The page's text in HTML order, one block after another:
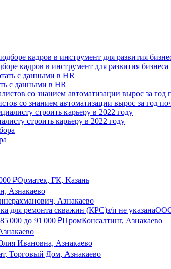
кадров в инструмент для развития бизнеса
с данными в HR
со знанием автоматизации вырос за год
строить карьеру в 2022 году
₽Орматек, ГК, Казань
Азнакаево
Азнакаево
для ремонта скважин (КРС)з/п не указанаООО
85 000 до 91 000 ₽ПромКонсалтинг, Азнакаево
Ивановна, Азнакаево
Торговый Дом, Азнакаево